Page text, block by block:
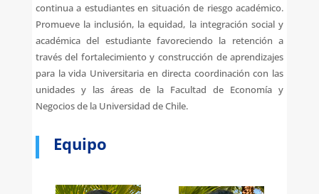
continua a estudiantes en situación de riesgo académico.
Promueve la inclusión, la equidad, la integración social y
académica del estudiante favoreciendo la retención a
través del fortalecimiento y construcción de aprendizajes
para la vida Universitaria en directa coordinación con las
unidades y las áreas de la Facultad de Economía y
Negocios de la Universidad de Chile.
Equipo